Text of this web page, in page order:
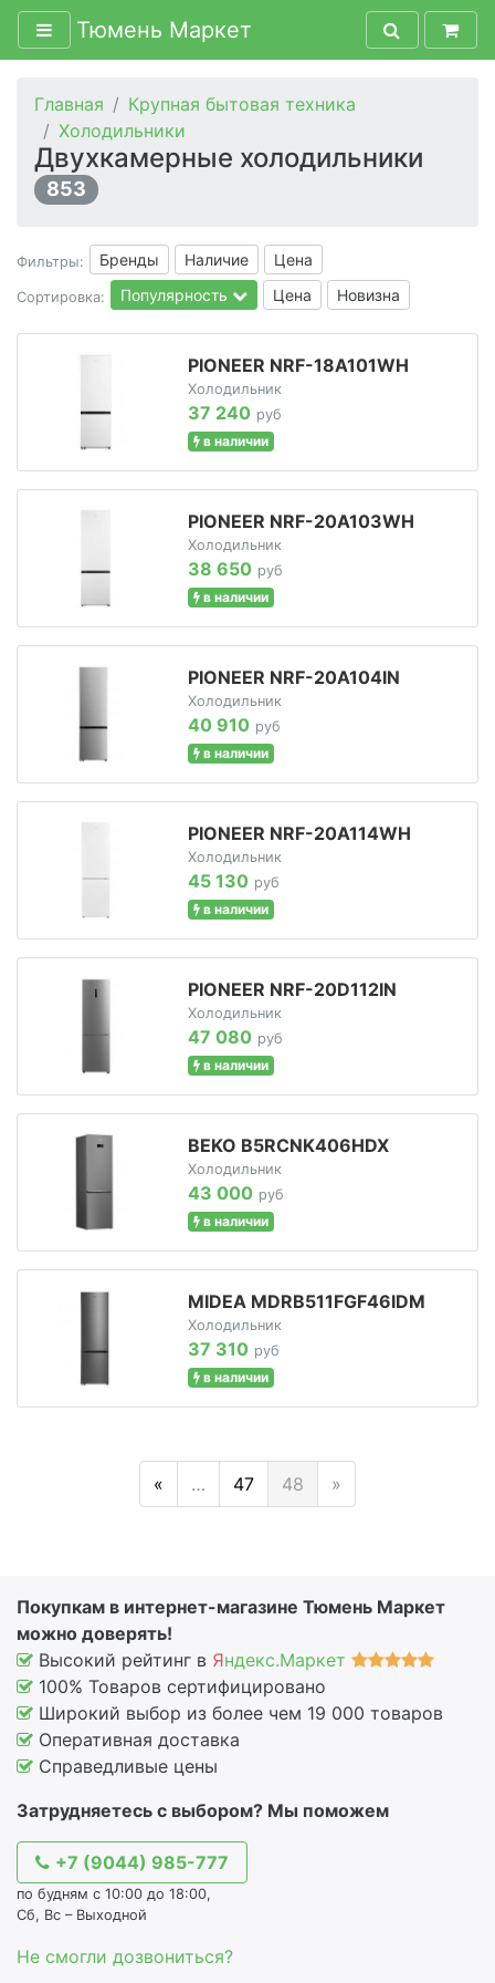
Тюмень Маркет
Главная
Крупная бытовая техника
Холодильники
Двухкамерные холодильники
853
Фильтры: Бренды Наличие Цена
Сортировка: Популярность Цена Новизна
PIONEER NRF-18A101WH
Холодильник
37 240 руб
в наличии
PIONEER NRF-20A103WH
Холодильник
38 650 руб
в наличии
PIONEER NRF-20A104IN
Холодильник
40 910 руб
в наличии
PIONEER NRF-20A114WH
Холодильник
45 130 руб
в наличии
PIONEER NRF-20D112IN
Холодильник
47 080 руб
в наличии
BEKO B5RCNK406HDX
Холодильник
43 000 руб
в наличии
MIDEA MDRB511FGF46IDM
Холодильник
37 310 руб
в наличии
« … 47 48 »
Покупкам в интернет-магазине Тюмень Маркет
можно доверять!
Высокий рейтинг в Яндекс.Маркет
100% Товаров сертифицировано
Широкий выбор из более чем 19 000 товаров
Оперативная доставка
Справедливые цены
Затрудняетесь с выбором? Мы поможем
+7 (9044) 985-777
по будням с 10:00 до 18:00,
Сб, Вс – Выходной
Не смогли дозвониться?